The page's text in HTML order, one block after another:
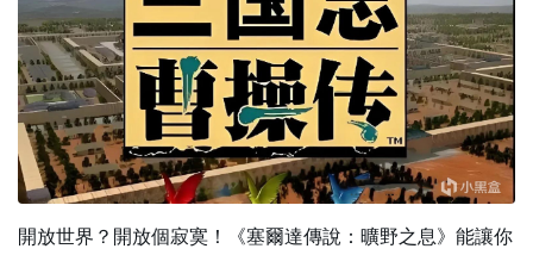
開放世界？開放個寂寞！《塞爾達傳說：曠野之息》能讓你